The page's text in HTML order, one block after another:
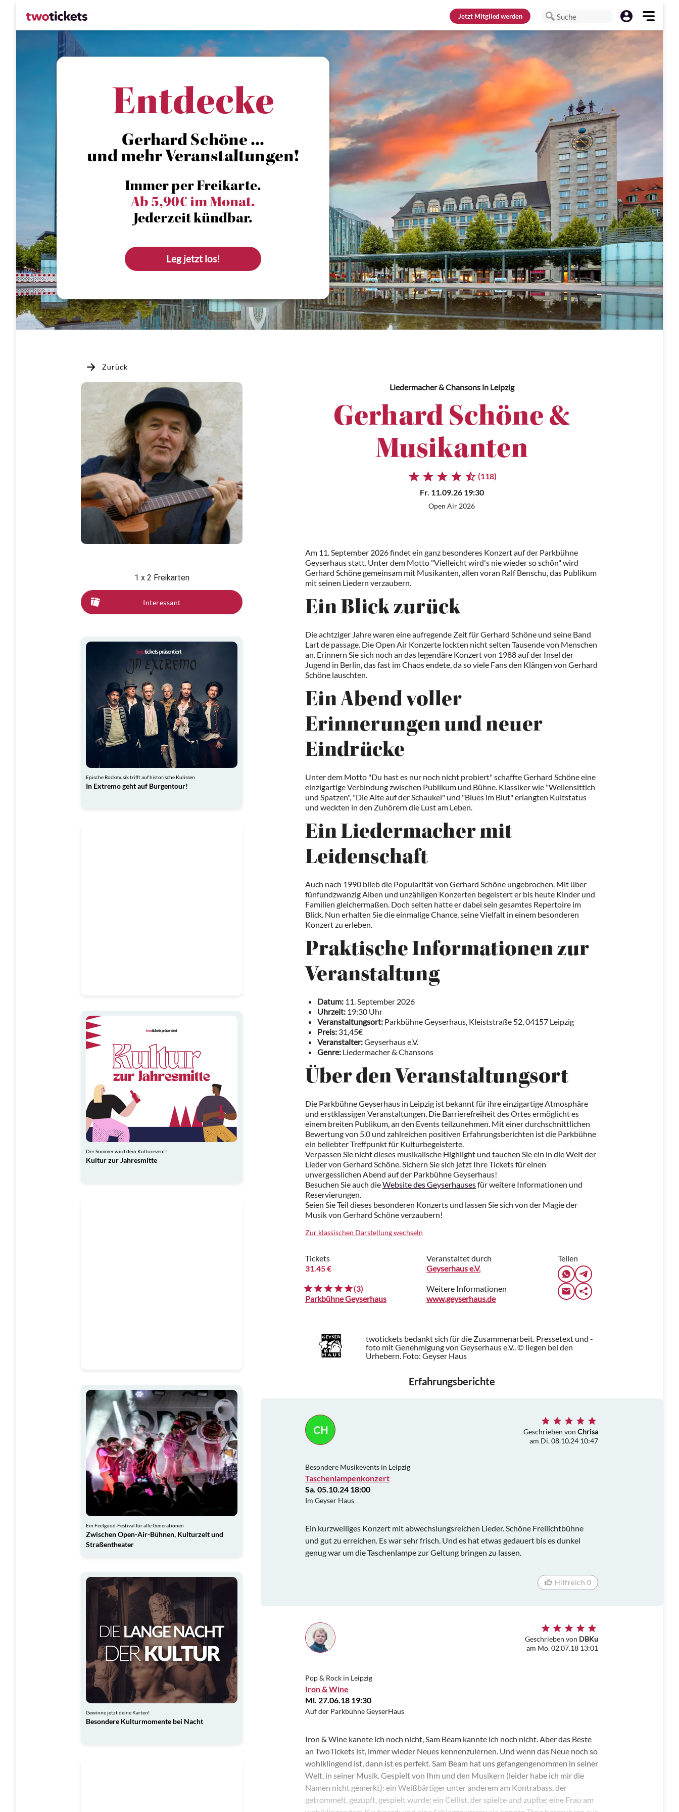
JetztMitglied werden Suche
Entdecke
Gerhard Schöne ...
und mehr Veranstaltungen!
Immer per Freikarte.
Ab 5,90€ im Monat.
Jederzeit kündbar.
Leg jetzt los!
Zurück
1 x 2 Freikarten
Interessant
Epische Rockmusik trifft auf historische Kulissen
In Extremo geht auf Burgentour!
Der Sommer wird dein Kulturevent!
Kultur zur Jahresmitte
Ein Feelgood-Festival für alle Generationen
Zwischen Open-Air-Bühnen, Kulturzelt und
Straßentheater
Gewinne jetzt deine Karten!
Besondere Kulturmomente bei Nacht
Liedermacher & Chansonsin Leipzig
Gerhard Schöne &
Musikanten
(118)
Fr. 11.09.26 19:30
Open Air 2026
Am 11. September 2026 findet ein ganz besonderes Konzert auf der Parkbühne
Geyserhaus statt. Unter dem Motto "Vielleicht wird's nie wieder so schön" wird
Gerhard Schöne gemeinsam mit Musikanten, allen voran Ralf Benschu, das Publikum
mit seinen Liedern verzaubern.
Ein Blick zurück
Die achtziger Jahre waren eine aufregende Zeit für Gerhard Schöne und seine Band
Lart de passage. Die Open Air Konzerte lockten nicht selten Tausende von Menschen
an. Erinnern Sie sich noch an das legendäre Konzert von 1988 auf der Insel der
Jugend in Berlin, das fast im Chaos endete, da so viele Fans den Klängen von Gerhard
Schöne lauschten.
Ein Abend voller
Erinnerungen und neuer
Eindrücke
Unter dem Motto "Du hast es nur noch nicht probiert" schaffte Gerhard Schöne eine
einzigartige Verbindung zwischen Publikum und Bühne. Klassiker wie "Wellensittich
und Spatzen", "Die Alte auf der Schaukel" und "Blues im Blut" erlangten Kultstatus
und weckten in den Zuhörern die Lust am Leben.
Ein Liedermacher mit
Leidenschaft
Auch nach 1990 blieb die Popularität von Gerhard Schöne ungebrochen. Mit über
fünfundzwanzig Alben und unzähligen Konzerten begeistert er bis heute Kinder und
Familien gleichermaßen. Doch selten hatte er dabei sein gesamtes Repertoire im
Blick. Nun erhalten Sie die einmalige Chance, seine Vielfalt in einem besonderen
Konzert zu erleben.
Praktische Informationen zur
Veranstaltung
Datum: 11. September 2026
Uhrzeit: 19:30 Uhr
Veranstaltungsort: Parkbühne Geyserhaus, Kleiststraße 52, 04157 Leipzig
Preis: 31,45€
Veranstalter:Geyserhaus e.V.
Genre: Liedermacher & Chansons
Über den Veranstaltungsort
Die Parkbühne Geyserhaus in Leipzig ist bekannt für ihre einzigartige Atmosphäre
und erstklassigen Veranstaltungen. Die Barrierefreiheit des Ortes ermöglicht es
einem breiten Publikum, an den Events teilzunehmen. Mit einer durchschnittlichen
Bewertung von 5.0 und zahlreichen positiven Erfahrungsberichten ist die Parkbühne
ein beliebter Treffpunkt für Kulturbegeisterte.
Verpassen Sie nicht dieses musikalische Highlight und tauchen Sie ein in die Welt der
Lieder von Gerhard Schöne. Sichern Sie sich jetzt Ihre Tickets für einen
unvergesslichen Abend auf der Parkbühne Geyserhaus!
Besuchen Sie auch dieWebsite des Geyserhausesfür weitere Informationen und
Reservierungen.
Seien Sie Teil dieses besonderen Konzerts und lassen Sie sich von der Magie der
Musik von Gerhard Schöne verzaubern!
Zur klassischen Darstellung wechseln
Tickets
31.45 €
(3)
Parkbühne Geyserhaus
Veranstaltet durch
Geyserhaus e.V.
Weitere Informationen
www.geyserhaus.de
Teilen
twotickets bedankt sich für die Zusammenarbeit. Pressetext und -
foto mit Genehmigung von Geyserhaus e.V.. © liegen bei den
Urhebern. Foto: Geyser Haus
Erfahrungsberichte
CH Geschrieben von Chrisa
am Di. 08.10.24 10:47
Besondere Musikevents in Leipzig
Taschenlampenkonzert
Sa. 05.10.24 18:00
Im Geyser Haus
Ein kurzweiliges Konzert mit abwechslungsreichen Lieder. Schöne Freilichtbühne
und gut zu erreichen. Es war sehr frisch. Und es hat etwas gedauert bis es dunkel
genug war um die Taschenlampe zur Geltung bringen zu lassen.
Hilfreich 0
Geschrieben von DBKu
am Mo. 02.07.18 13:01
Pop & Rock in Leipzig
Iron & Wine
Mi. 27.06.18 19:30
Auf der Parkbühne GeyserHaus
Iron & Wine kannte ich noch nicht, Sam Beam kannte ich noch nicht. Aber das Beste
an TwoTickets ist, immer wieder Neues kennenzulernen. Und wenn das Neue noch so
wohlklingend ist, dann ist es perfekt. Sam Beam hat uns gefangengenommen in seiner
Welt, in seiner Musik. Gespielt von Ihm und den Musikern (leider habe ich mir die
Namen nicht gemerkt): ein Weißbärtiger unter anderem am Kontrabass, der
getrommelt, gezupft, gespielt wurde; ein Cellist, der spielte und zupfte; eine Frau am